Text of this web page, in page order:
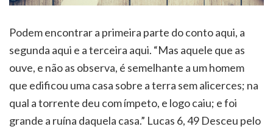
Podem encontrar a primeira parte do conto aqui, a
segunda aqui e a terceira aqui. “Mas aquele que as
ouve, e não as observa, é semelhante a um homem
que edificou uma casa sobre a terra sem alicerces; na
qual a torrente deu com ímpeto, e logo caiu; e foi
grande a ruína daquela casa.” Lucas 6, 49 Desceu pelo